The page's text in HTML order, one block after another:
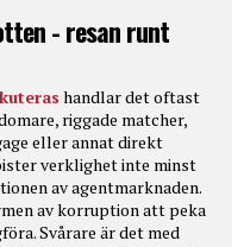
- resan runt
handlar det oftast
riggade matcher,
eller annat direkt
verklighet inte minst
av agentmarknaden.
av korruption att peka
Svårare är det med